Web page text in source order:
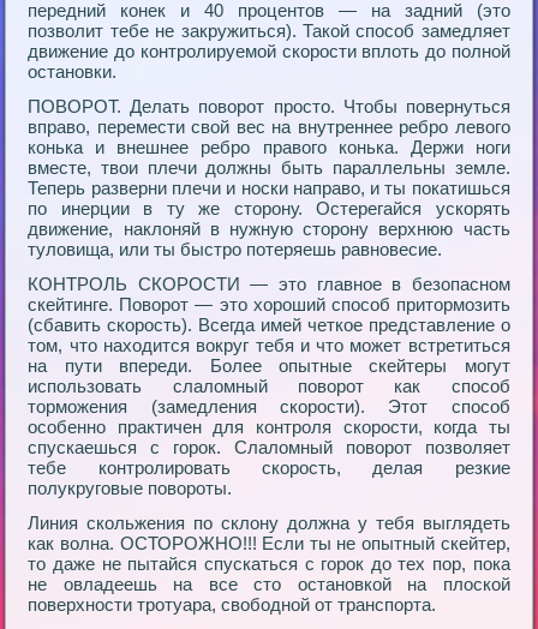
передний конек и 40 процентов — на задний (это
позволит тебе не закружиться). Такой способ замедляет
движение до контролируемой скорости вплоть до полной
остановки.
ПОВОРОТ. Делать поворот просто. Чтобы повернуться
вправо, перемести свой вес на внутреннее ребро левого
конька и внешнее ребро правого конька. Держи ноги
вместе, твои плечи должны быть параллельны земле.
Теперь разверни плечи и носки направо, и ты покатишься
по инерции в ту же сторону. Остерегайся ускорять
движение, наклоняй в нужную сторону верхнюю часть
туловища, или ты быстро потеряешь равновесие.
КОНТРОЛЬ СКОРОСТИ — это главное в безопасном
скейтинге. Поворот — это хороший способ притормозить
(сбавить скорость). Всегда имей четкое представление о
том, что находится вокруг тебя и что может встретиться
на пути впереди. Более опытные скейтеры могут
использовать слаломный поворот как способ
торможения (замедления скорости). Этот способ
особенно практичен для контроля скорости, когда ты
спускаешься с горок. Слаломный поворот позволяет
тебе контролировать скорость, делая резкие
полукруговые повороты.
Линия скольжения по склону должна у тебя выглядеть
как волна. ОСТОРОЖНО!!! Если ты не опытный скейтер,
то даже не пытайся спускаться с горок до тех пор, пока
не овладеешь на все сто остановкой на плоской
поверхности тротуара, свободной от транспорта.